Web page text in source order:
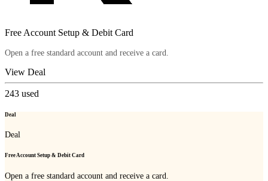
Free Account Setup & Debit Card
Open a free standard account and receive a card.
View Deal
243 used
Deal
Deal
Free Account Setup & Debit Card
Open a free standard account and receive a card.